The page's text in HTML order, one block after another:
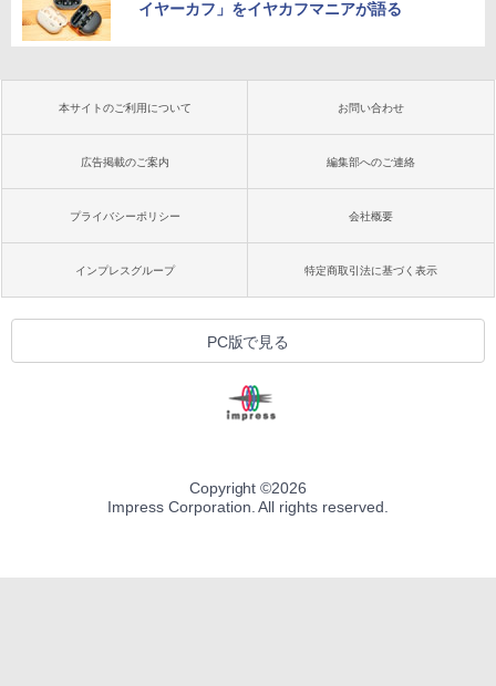
イヤーカフ」をイヤカフマニアが語る
本サイトのご利用について お問い合わせ
広告掲載のご案内 編集部へのご連絡
プライバシーポリシー 会社概要
インプレスグループ 特定商取引法に基づく表示
PC版で見る
Copyright ©2026
Impress Corporation. All rights reserved.